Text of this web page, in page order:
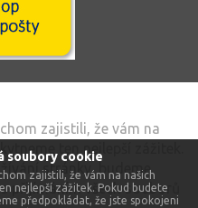
soubory cookie
zajistili, že vám na našich
nejlepší zážitek. Pokud budete
předpokládat, že jste spokojeni
zajistili, že vám na
ten nejlepší zážitek.
stránky, budeme
přijímáním všech souborů